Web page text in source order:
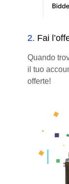
2. Fai
Quando
il tuo
offerte!